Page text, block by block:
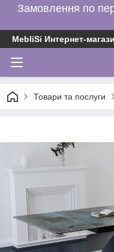
Замовлення по
MebliSi Интернет-
Товари та послуги